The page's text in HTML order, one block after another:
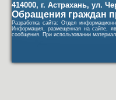
414000, г. Астрахань, ул.
Обращения граждан
Разработка сайта: Отдел
Информация, размещенная на сайте,
сообщения. При использовании